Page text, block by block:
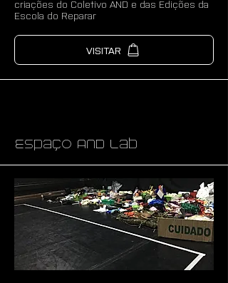
criações do Coletivo AND e das Edições da
Escola do Reparar
VISITAR
Espaço AND Lab